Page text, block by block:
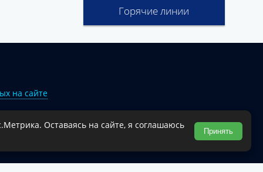
Горячие линии
на сайте
муниципального округа.
Оставаясь на сайте, я соглашаюсь
Принять